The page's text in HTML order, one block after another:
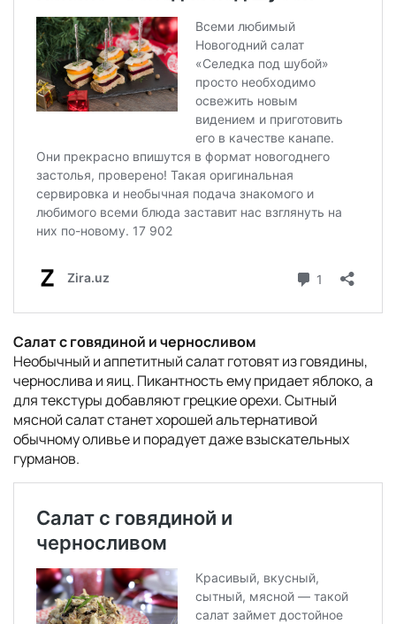
Салат с говядиной и черносливом
Необычный и аппетитный салат готовят из говядины,
чернослива и яиц. Пикантность ему придает яблоко, а
для текстуры добавляют грецкие орехи. Сытный
мясной салат станет хорошей альтернативой
обычному оливье и порадует даже взыскательных
гурманов.